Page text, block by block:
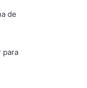
de
para